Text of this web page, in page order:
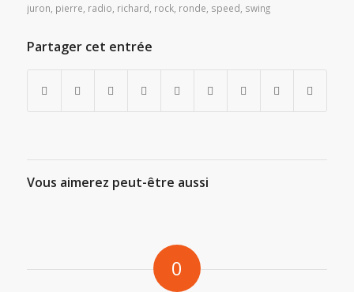
juron pierre radio richard rock, ronde speed swing
Partager cet entrée
Vous aimerez peut-être aussi
0